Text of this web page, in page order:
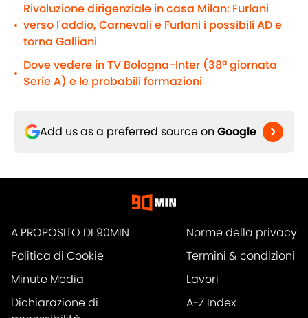
•
Rivoluzione dirigenziale in casa Milan: Furlani
verso l'addio, Carnevali e Furlani i possibili AD e
torna Galliani
•
Dove vedere in TV Bologna-Inter (38ª giornata
Serie A) e le probabili formazioni
Add us as a preferred source on Google
A PROPOSITO DI 90MIN
Norme della privacy
Politica di Cookie
Termini & condizioni
Minute Media
Lavori
Dichiarazione di
A-Z Index